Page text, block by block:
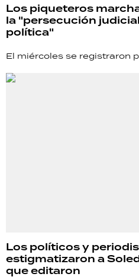
Los piqueteros
la "persecución
política"
El miércoles se registraron
Los políticos y
estigmatizaron a
que editaron